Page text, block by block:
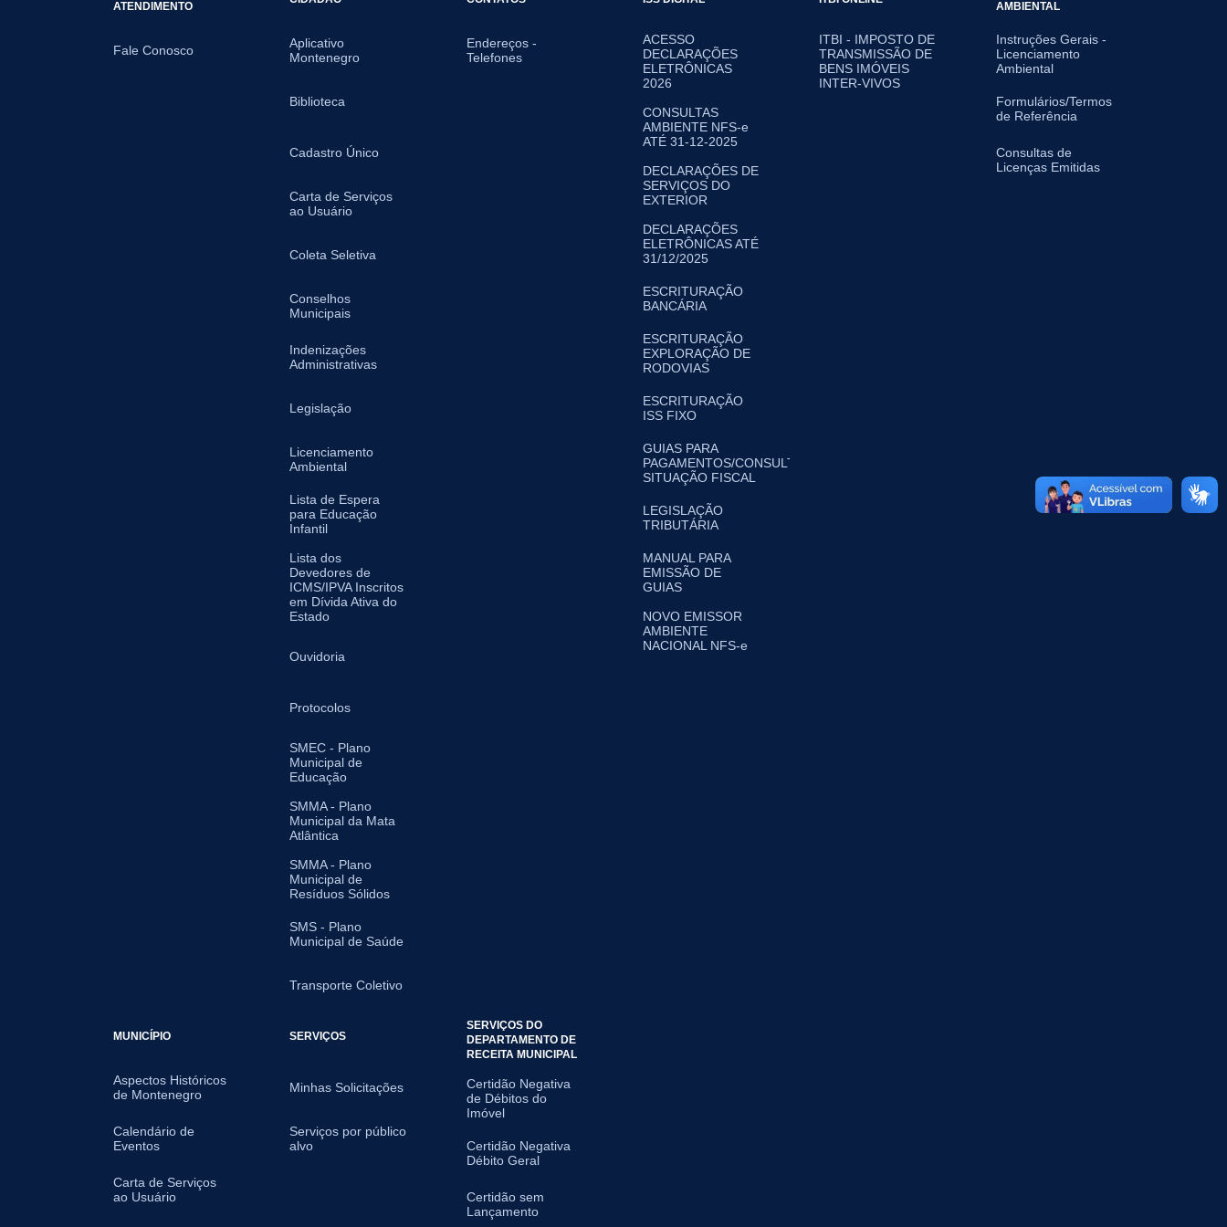
ATENDIMENTO
Fale Conosco
Aplicativo
Montenegro
Biblioteca
Cadastro Único
Carta de Serviços
ao Usuário
Coleta Seletiva
Conselhos
Municipais
Indenizações
Administrativas
Legislação
Licenciamento
Ambiental
Lista de Espera
para Educação
Infantil
Lista dos
Devedores de
ICMS/IPVA Inscritos
em Dívida Ativa do
Estado
Ouvidoria
Protocolos
SMEC - Plano
Municipal de
Educação
SMMA - Plano
Municipal da Mata
Atlântica
SMMA - Plano
Municipal de
Resíduos Sólidos
SMS - Plano
Municipal de Saúde
Transporte Coletivo
Endereços -
Telefones
ACESSO
DECLARAÇÕES
ELETRÔNICAS
2026
CONSULTAS
AMBIENTE NFS-e
ATÉ 31-12-2025
DECLARAÇÕES DE
SERVIÇOS DO
EXTERIOR
DECLARAÇÕES
ELETRÔNICAS ATÉ
31/12/2025
ESCRITURAÇÃO
BANCÁRIA
ESCRITURAÇÃO
EXPLORAÇÃO DE
RODOVIAS
ESCRITURAÇÃO
ISS FIXO
GUIAS PARA
PAGAMENTOS/CONSULTA
SITUAÇÃO FISCAL
LEGISLAÇÃO
TRIBUTÁRIA
MANUAL PARA
EMISSÃO DE
GUIAS
NOVO EMISSOR
AMBIENTE
NACIONAL NFS-e
ITBI - IMPOSTO DE
TRANSMISSÃO DE
BENS IMÓVEIS
INTER-VIVOS
AMBIENTAL
Instruções Gerais -
Licenciamento
Ambiental
Formulários/Termos
de Referência
Consultas de
Licenças Emitidas
MUNICÍPIO
Aspectos Históricos
de Montenegro
Calendário de
Eventos
Carta de Serviços
ao Usuário
SERVIÇOS
Minhas Solicitações
Serviços por público
alvo
SERVIÇOS DO
DEPARTAMENTO DE
RECEITA MUNICIPAL
Certidão Negativa
de Débitos do
Imóvel
Certidão Negativa
Débito Geral
Certidão sem
Lançamento